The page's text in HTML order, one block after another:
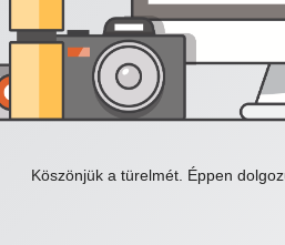
Köszönjük a türelmét. Éppen